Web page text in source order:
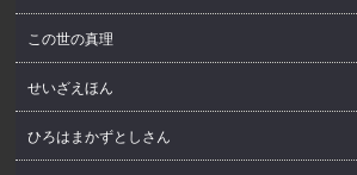
この世の真理
せいざえほん
ひろはまかずとしさん